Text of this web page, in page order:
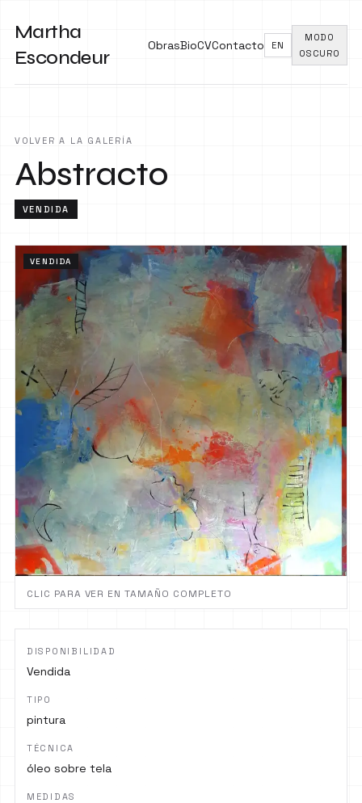
Martha
Escondeur
ObrasBioCVContacto EN
MODO
OSCURO
VOLVER A LA GALERÍA
Abstracto
VENDIDA
VENDIDA
CLIC PARA VER EN TAMAÑO COMPLETO
DISPONIBILIDAD
Vendida
TIPO
pintura
TÉCNICA
óleo sobre tela
MEDIDAS